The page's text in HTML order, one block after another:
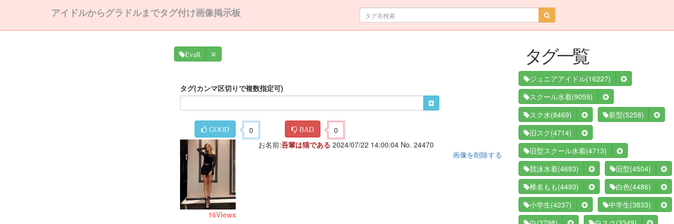
アイドルからグラドルまでタグ付け画像掲示板
EvaR ✕
タグ(カンマ区切りで複数指定可)
GOOD 0 BAD 0
16Views
お名前:吾輩は猫である 2024/07/22 14:00:04 No. 24470
画像を削除する
タグ一覧
ジュニアアイドル(16227)
スクール水着(9059)
スク水(8469) 新型(5258)
旧スク (4714)
旧型スクール水着(4713)
競泳水着(4693) 旧型(4504)
椎名もも (4493) 白色(4486)
小学生(4237) 中学生(3833)